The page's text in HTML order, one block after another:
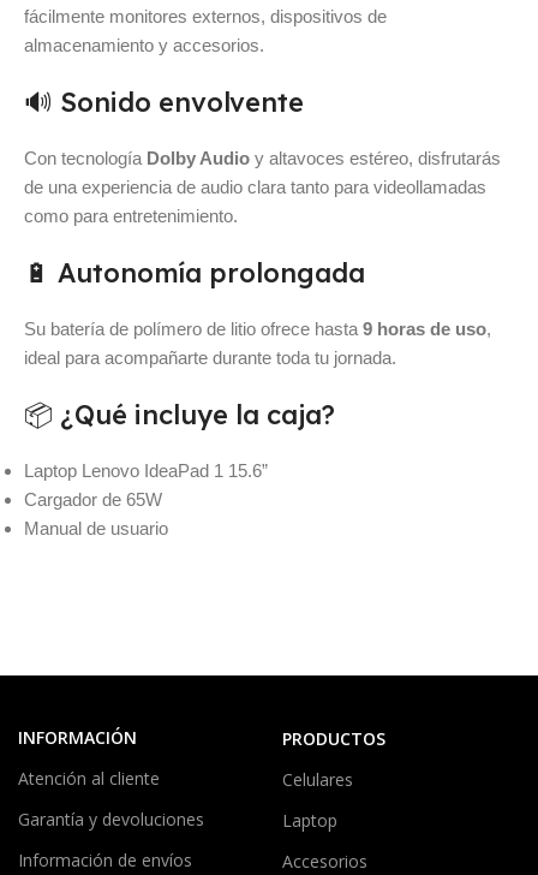
fácilmente monitores externos, dispositivos de
almacenamiento y accesorios.
🔊 Sonido envolvente
Con tecnología Dolby Audio y altavoces estéreo, disfrutarás
de una experiencia de audio clara tanto para videollamadas
como para entretenimiento.
🔋 Autonomía prolongada
Su batería de polímero de litio ofrece hasta 9 horas de uso,
ideal para acompañarte durante toda tu jornada.
📦 ¿Qué incluye la caja?
Laptop Lenovo IdeaPad 1 15.6”
Cargador de 65W
Manual de usuario
INFORMACIÓN
Atención al cliente
Garantía y devoluciones
Información de envíos
PRODUCTOS
Celulares
Laptop
Accesorios